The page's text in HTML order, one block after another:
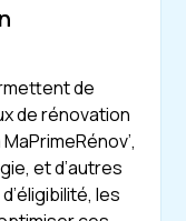
de
de rénovation
et d’autres
les